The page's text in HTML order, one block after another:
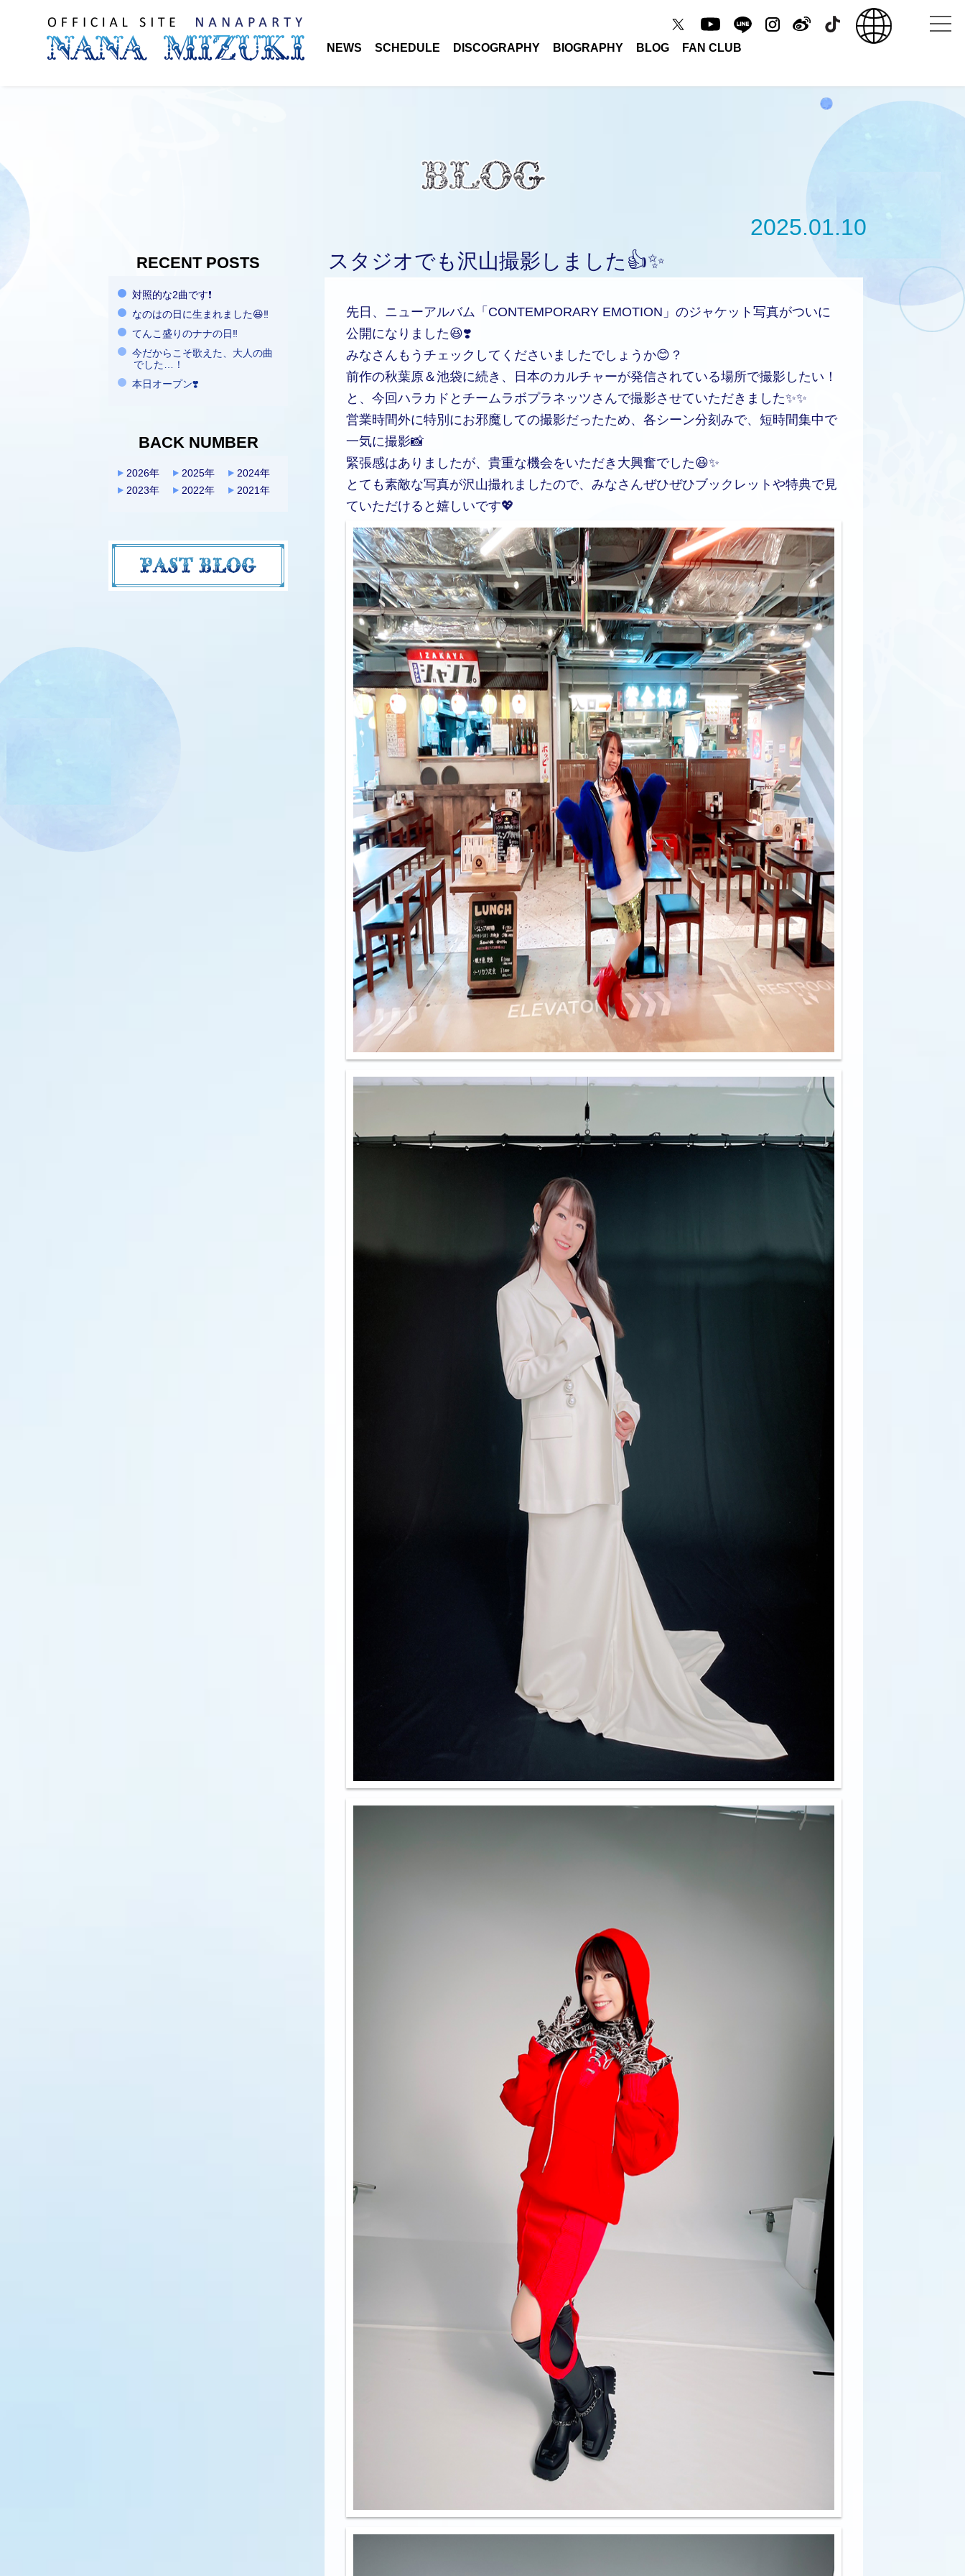
NEWS SCHEDULE DISCOGRAPHY BIOGRAPHY BLOG FAN CLUB
スタジオでも沢山撮影しました👍✨
2025.01.10
先日、ニューアルバム「CONTEMPORARY EMOTION」のジャケット写真がついに
公開になりました😆❣️
みなさんもうチェックしてくださいましたでしょうか😊？
前作の秋葉原＆池袋に続き、日本のカルチャーが発信されている場所で撮影したい！
と、今回ハラカドとチームラボプラネッツさんで撮影させていただきました✨✨
営業時間外に特別にお邪魔しての撮影だったため、各シーン分刻みで、短時間集中で
一気に撮影📸
緊張感はありましたが、貴重な機会をいただき大興奮でした😆✨
とても素敵な写真が沢山撮れましたので、みなさんぜひぜひブックレットや特典で見
ていただけると嬉しいです💖
RECENT POSTS
対照的な2曲です❗️
なのはの日に生まれました😆‼️
てんこ盛りのナナの日‼️
今だからこそ歌えた、大人の曲
でした…！
本日オープン❣️
BACK NUMBER
2026年 2025年
2024年
2023年
2022年 2021年